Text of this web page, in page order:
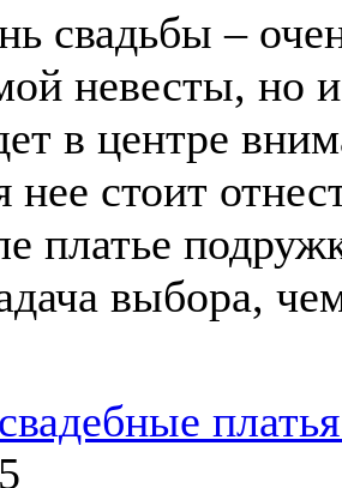
свадьбы –
невесты, но
в центре
нее стоит
платье
выбора,